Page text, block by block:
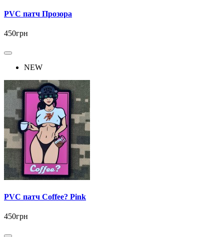
PVC патч Прозора
450грн
NEW
PVC патч Coffee? Pink
450грн